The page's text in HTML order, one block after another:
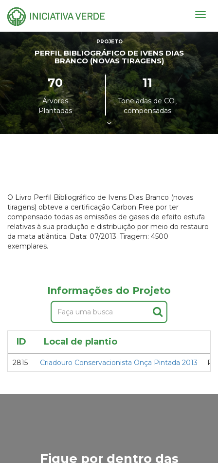
PROJETO
PERFIL BIBLIOGRÁFICO DE IVENS DIAS
BRANCO (NOVAS TIRAGENS)
70
Árvores
Plantadas
11
Toneladas de CO²
compensadas
O Livro Perfil Bibliográfico de Ivens Dias Branco (novas
tiragens) obteve a certificação Carbon Free por ter
compensado todas as emissões de gases de efeito estufa
relativas à sua produção e distribuição por meio do restauro
da mata atlântica. Data: 07/2013. Tiragem: 4500
exemplares.
Informações do Projeto
ID Local de plantio
2815 Criadouro Conservacionista Onça Pintada 2013
Fique por dentro das